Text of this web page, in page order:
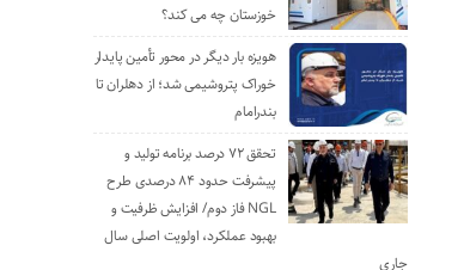
خوزستان چه می کند؟
هویزه بار دیگر در محور تأمین پایدار
خوراک پتروشیمی شد؛ از دهلران تا
بندرامام
تحقق ۷۲ درصد برنامه تولید و
پیشرفت حدود ۸۴ درصدی طرح
NGL فاز دوم/ افزایش ظرفیت و
بهبود عملکرد، اولویت اصلی سال
جاری